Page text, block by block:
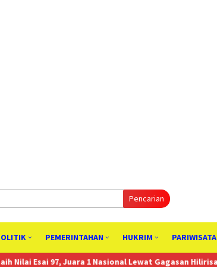
Pencarian
PEMERINTAHAN HUKRIM PARIWISATA
1 Nasional Lewat Gagasan Hilirisasi Rumput Laut